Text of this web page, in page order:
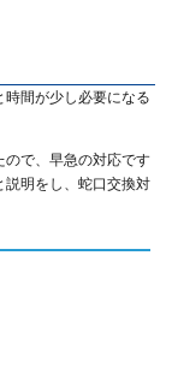
間が少し必要になる
ので、早急の対応です
説明をし、蛇口交換対